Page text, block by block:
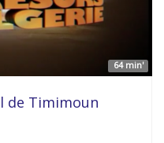
64 min'
de Timimoun